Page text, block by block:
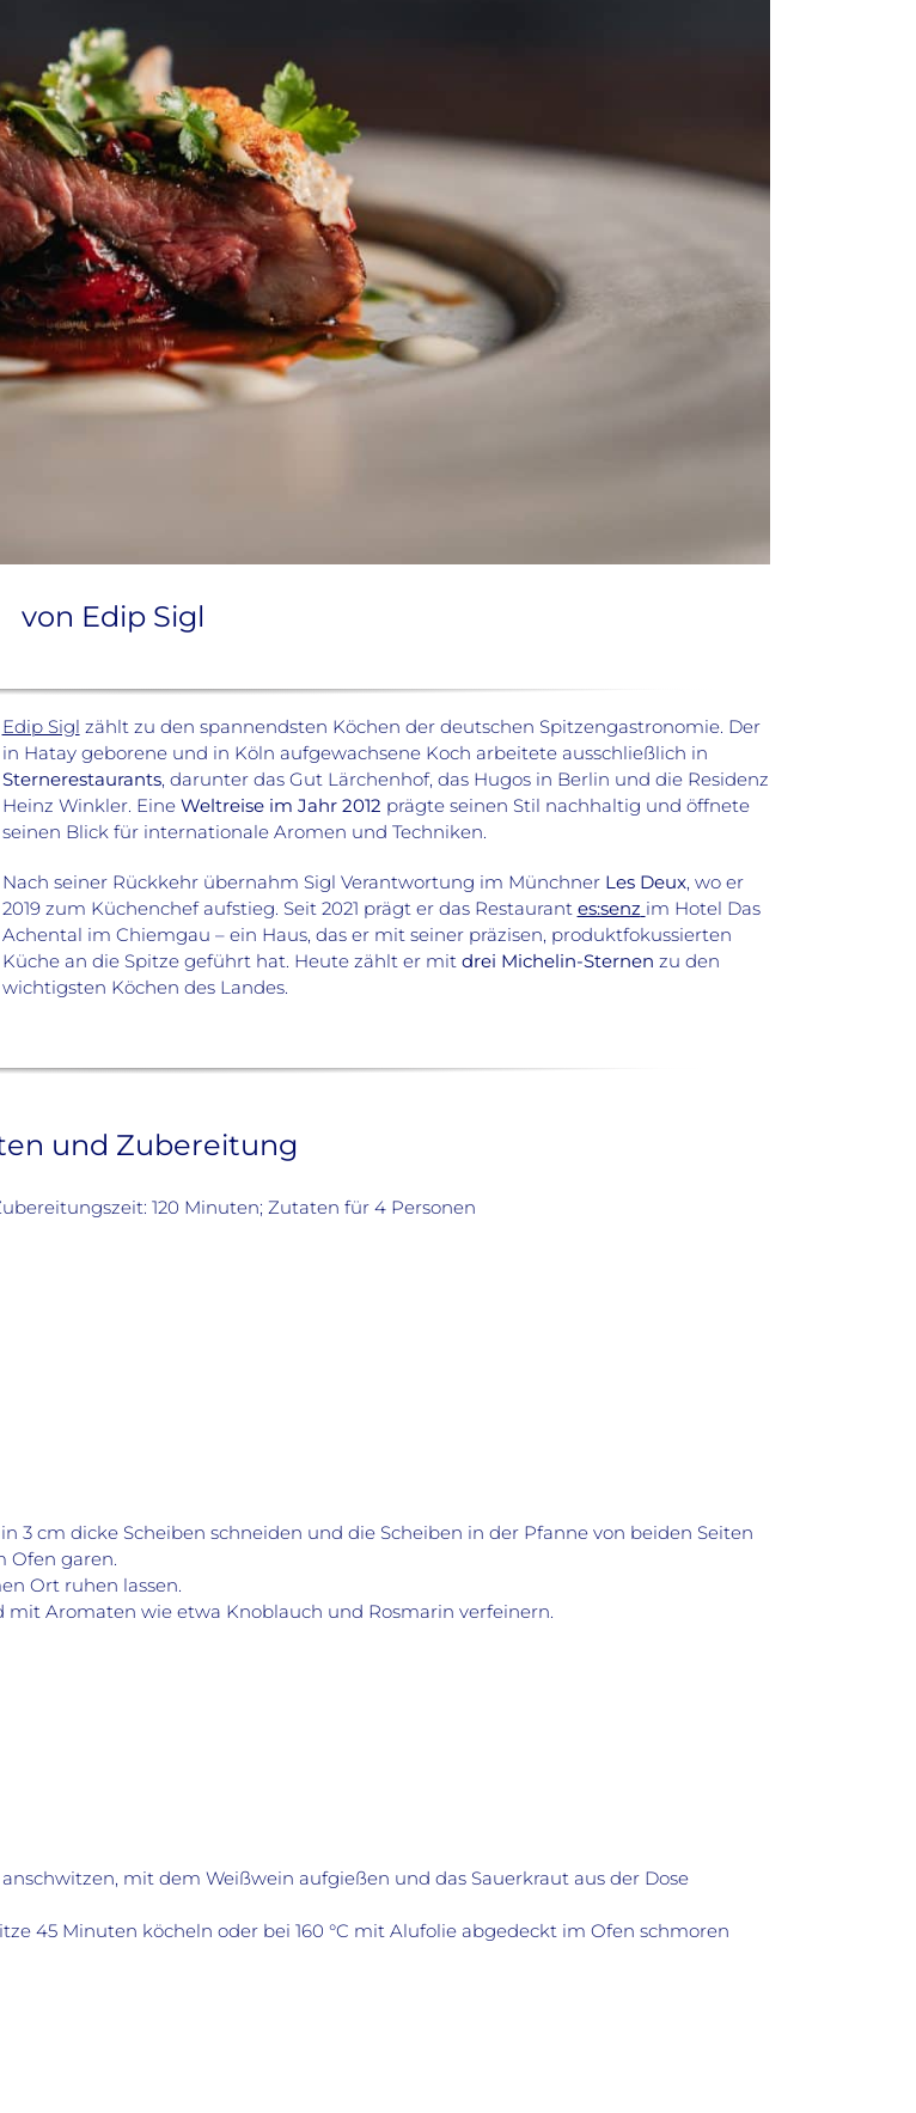
von Edip Sigl
Edip Sigl zählt zu den spannendsten Köchen der deutschen Spitzengastronomie. Der
in Hatay geborene und in Köln aufgewachsene Koch arbeitete ausschließlich in
Sternerestaurants, darunter das Gut Lärchenhof, das Hugos in Berlin und die Residenz
Heinz Winkler. Eine Weltreise im Jahr 2012 prägte seinen Stil nachhaltig und öffnete
seinen Blick für internationale Aromen und Techniken.
Nach seiner Rückkehr übernahm Sigl Verantwortung im Münchner Les Deux, wo er
2019 zum Küchenchef aufstieg. Seit 2021 prägt er das Restaurant es:senz im Hotel Das
Achental im Chiemgau – ein Haus, das er mit seiner präzisen, produktfokussierten
Küche an die Spitze geführt hat. Heute zählt er mit drei Michelin-Sternen zu den
wichtigsten Köchen des Landes.
und Zubereitung
120 Minuten; Zutaten für 4 Personen
3 cm dicke Scheiben schneiden und die Scheiben in der Pfanne von beiden Seiten
Ofen garen.
Ort ruhen lassen.
Aromaten wie etwa Knoblauch und Rosmarin verfeinern.
mit dem Weißwein aufgießen und das Sauerkraut aus der Dose
45 Minuten köcheln oder bei 160 °C mit Alufolie abgedeckt im Ofen schmoren